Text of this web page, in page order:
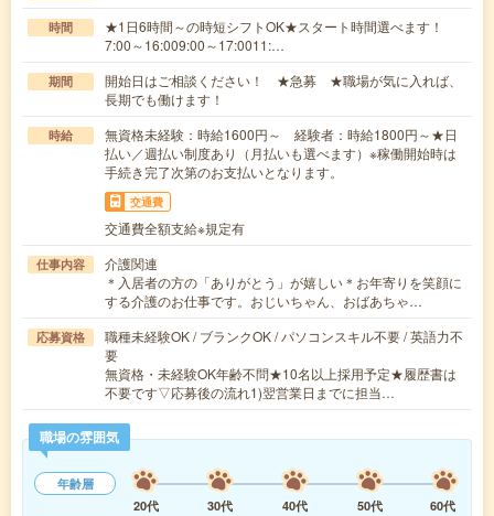
時間
★1日6時間～の時短シフトOK★スタート時間選べます！
7:00～16:009:00～17:0011:…
期間
開始日はご相談ください！ ★急募 ★職場が気に入れば、
長期でも働けます！
時給
無資格未経験：時給1600円～ 経験者：時給1800円～★日
払い／週払い制度あり（月払いも選べます）※稼働開始時は
手続き完了次第のお支払いとなります。
交通費
交通費全額支給※規定有
仕事内容
介護関連
＊入居者の方の「ありがとう」が嬉しい＊お年寄りを笑顔に
する介護のお仕事です。おじいちゃん、おばあちゃ…
応募資格
職種未経験OK / ブランクOK / パソコンスキル不要 / 英語力不
要
無資格・未経験OK年齢不問★10名以上採用予定★履歴書は
不要です▽応募後の流れ1)翌営業日までに担当…
職場の雰囲気
年齢層
20代
30代 40代 50代
60代